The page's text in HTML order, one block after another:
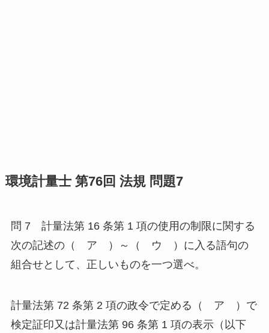
環境計量士 第76回 法規 問題7
問 7 計量法第 16 条第 1 項の使用の制限に関する
次の記述の（ ア ）～（ ウ ）に入る語句の
組合せとして、正しいものを一つ選べ。
計量法第 72 条第 2 項の政令で定める（ ア ）で
検定証印又は計量法第 96 条第 1 項の表示（以下